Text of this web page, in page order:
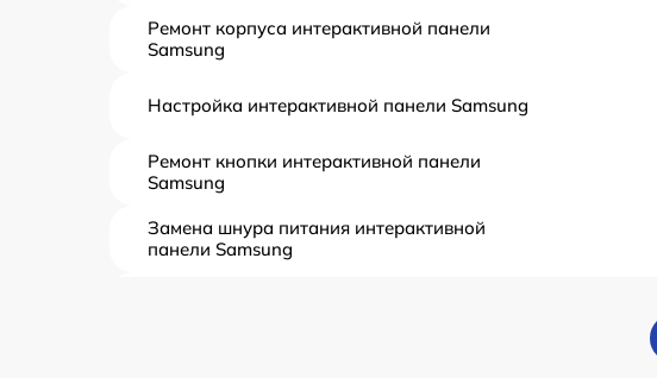
Ремонт корпуса интерактивной панели
Samsung
Настройка интерактивной панели Samsung
Ремонт кнопки интерактивной панели
Samsung
Замена шнура питания интерактивной
панели Samsung